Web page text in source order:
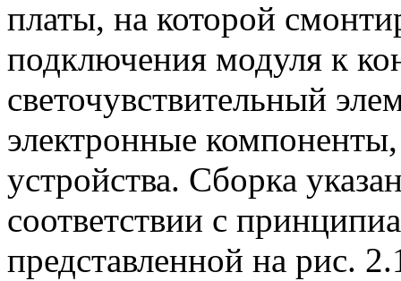
платы, на которой
подключения модуля к
светочувствительный
электронные
устройства. Сборка
соответствии с
представленной на рис.